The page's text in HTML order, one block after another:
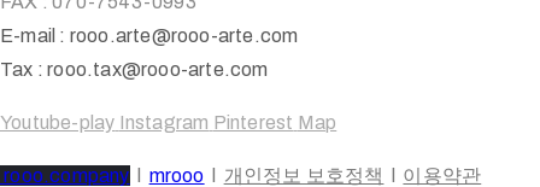
E-mail : rooo.arte@rooo-arte.com
Tax : rooo.tax@rooo-arte.com
Youtube-play Instagram Pinterest Map
rooo.company mrooo 개인정보 보호정책
이용약관